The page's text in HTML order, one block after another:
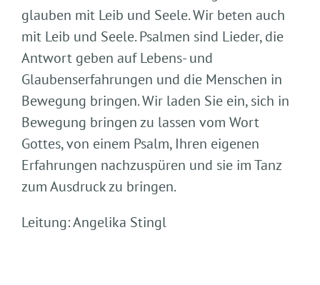
glauben mit Leib und Seele. Wir beten auch
mit Leib und Seele. Psalmen sind Lieder, die
Antwort geben auf Lebens- und
Glaubenserfahrungen und die Menschen in
Bewegung bringen. Wir laden Sie ein, sich in
Bewegung bringen zu lassen vom Wort
Gottes, von einem Psalm, Ihren eigenen
Erfahrungen nachzuspüren und sie im Tanz
zum Ausdruck zu bringen.
Leitung: Angelika Stingl